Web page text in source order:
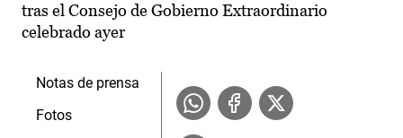
tras el Consejo de Gobierno Extraordinario
celebrado ayer
Notas de prensa
Fotos